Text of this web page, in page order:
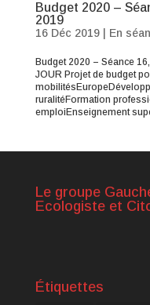
Budget 2020 –
2019
16 Déc 2019| En
Budget 2020 – Séance
JOUR Projet de budget
ruralitéFormation
emploiEnseignement
Le groupe
Ecologiste et
Étiquettes